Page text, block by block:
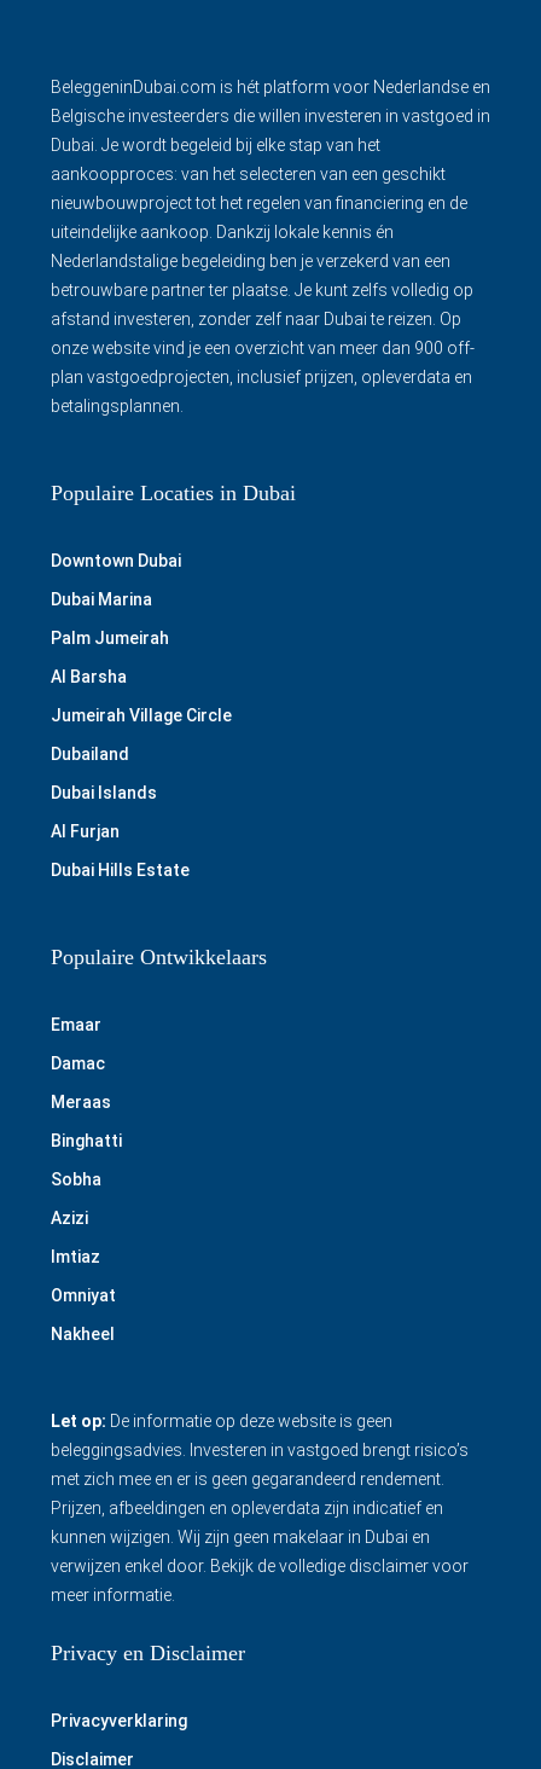
BeleggeninDubai.com is hét platform voor Nederlandse en
Belgische investeerders die willen investeren in vastgoed in
Dubai. Je wordt begeleid bij elke stap van het
aankoopproces: van het selecteren van een geschikt
nieuwbouwproject tot het regelen van financiering en de
uiteindelijke aankoop. Dankzij lokale kennis én
Nederlandstalige begeleiding ben je verzekerd van een
betrouwbare partner ter plaatse. Je kunt zelfs volledig op
afstand investeren, zonder zelf naar Dubai te reizen. Op
onze website vind je een overzicht van meer dan 900 off-
plan vastgoedprojecten, inclusief prijzen, opleverdata en
betalingsplannen.
Populaire Locaties in Dubai
Downtown Dubai
Dubai Marina
Palm Jumeirah
Al Barsha
Jumeirah Village Circle
Dubailand
Dubai Islands
Al Furjan
Dubai Hills Estate
Populaire Ontwikkelaars
Emaar
Damac
Meraas
Binghatti
Sobha
Azizi
Imtiaz
Omniyat
Nakheel
Let op: De informatie op deze website is geen
beleggingsadvies. Investeren in vastgoed brengt risico’s
met zich mee en er is geen gegarandeerd rendement.
Prijzen, afbeeldingen en opleverdata zijn indicatief en
kunnen wijzigen. Wij zijn geen makelaar in Dubai en
verwijzen enkel door. Bekijk de volledige disclaimervoor
meer informatie.
Privacy en Disclaimer
Privacyverklaring
Disclaimer